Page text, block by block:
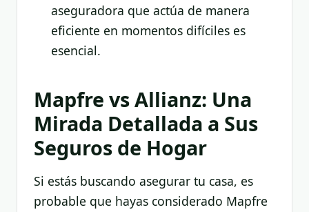
aseguradora que actúa de manera
eficiente en momentos difíciles es
esencial.
Mapfre vs Allianz: Una
Mirada Detallada a Sus
Seguros de Hogar
Si estás buscando asegurar tu casa, es
probable que hayas considerado Mapfre